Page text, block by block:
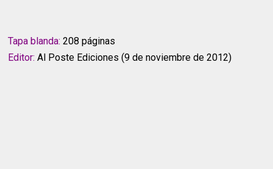
Tapa blanda:208 páginas
Editor: Al Poste Ediciones (9 de noviembre de 2012)